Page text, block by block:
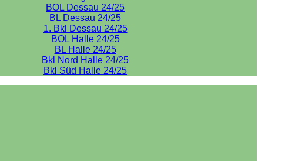
BOL Dessau 24/25
BL Dessau 24/25
1. Bkl Dessau 24/25
BOL Halle 24/25
BL Halle 24/25
Bkl Nord Halle 24/25
Bkl Süd Halle 24/25